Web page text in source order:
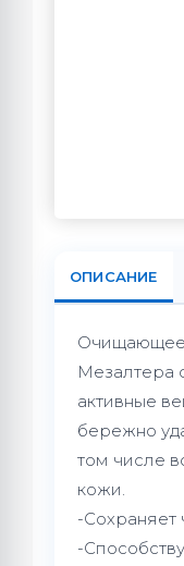
ОПИСАНИЕ
Очищающее
Мезалтера
активные
бережно
том числе
кожи.
-Сохраняет
-